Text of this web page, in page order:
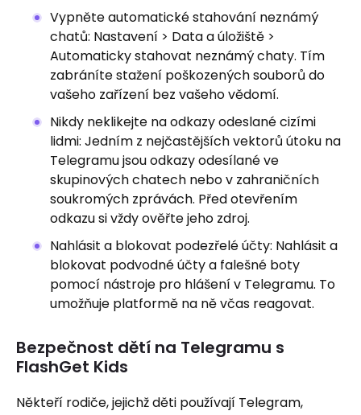
Vypněte automatické stahování neznámý
chatů: Nastavení > Data a úložiště >
Automaticky stahovat neznámý chaty. Tím
zabráníte stažení poškozených souborů do
vašeho zařízení bez vašeho vědomí.
Nikdy neklikejte na odkazy odeslané cizími
lidmi: Jedním z nejčastějších vektorů útoku na
Telegramu jsou odkazy odesílané ve
skupinových chatech nebo v zahraničních
soukromých zprávách. Před otevřením
odkazu si vždy ověřte jeho zdroj.
Nahlásit a blokovat podezřelé účty: Nahlásit a
blokovat podvodné účty a falešné boty
pomocí nástroje pro hlášení v Telegramu. To
umožňuje platformě na ně včas reagovat.
Bezpečnost dětí na Telegramu s
FlashGet Kids
Někteří rodiče, jejichž děti používají Telegram,